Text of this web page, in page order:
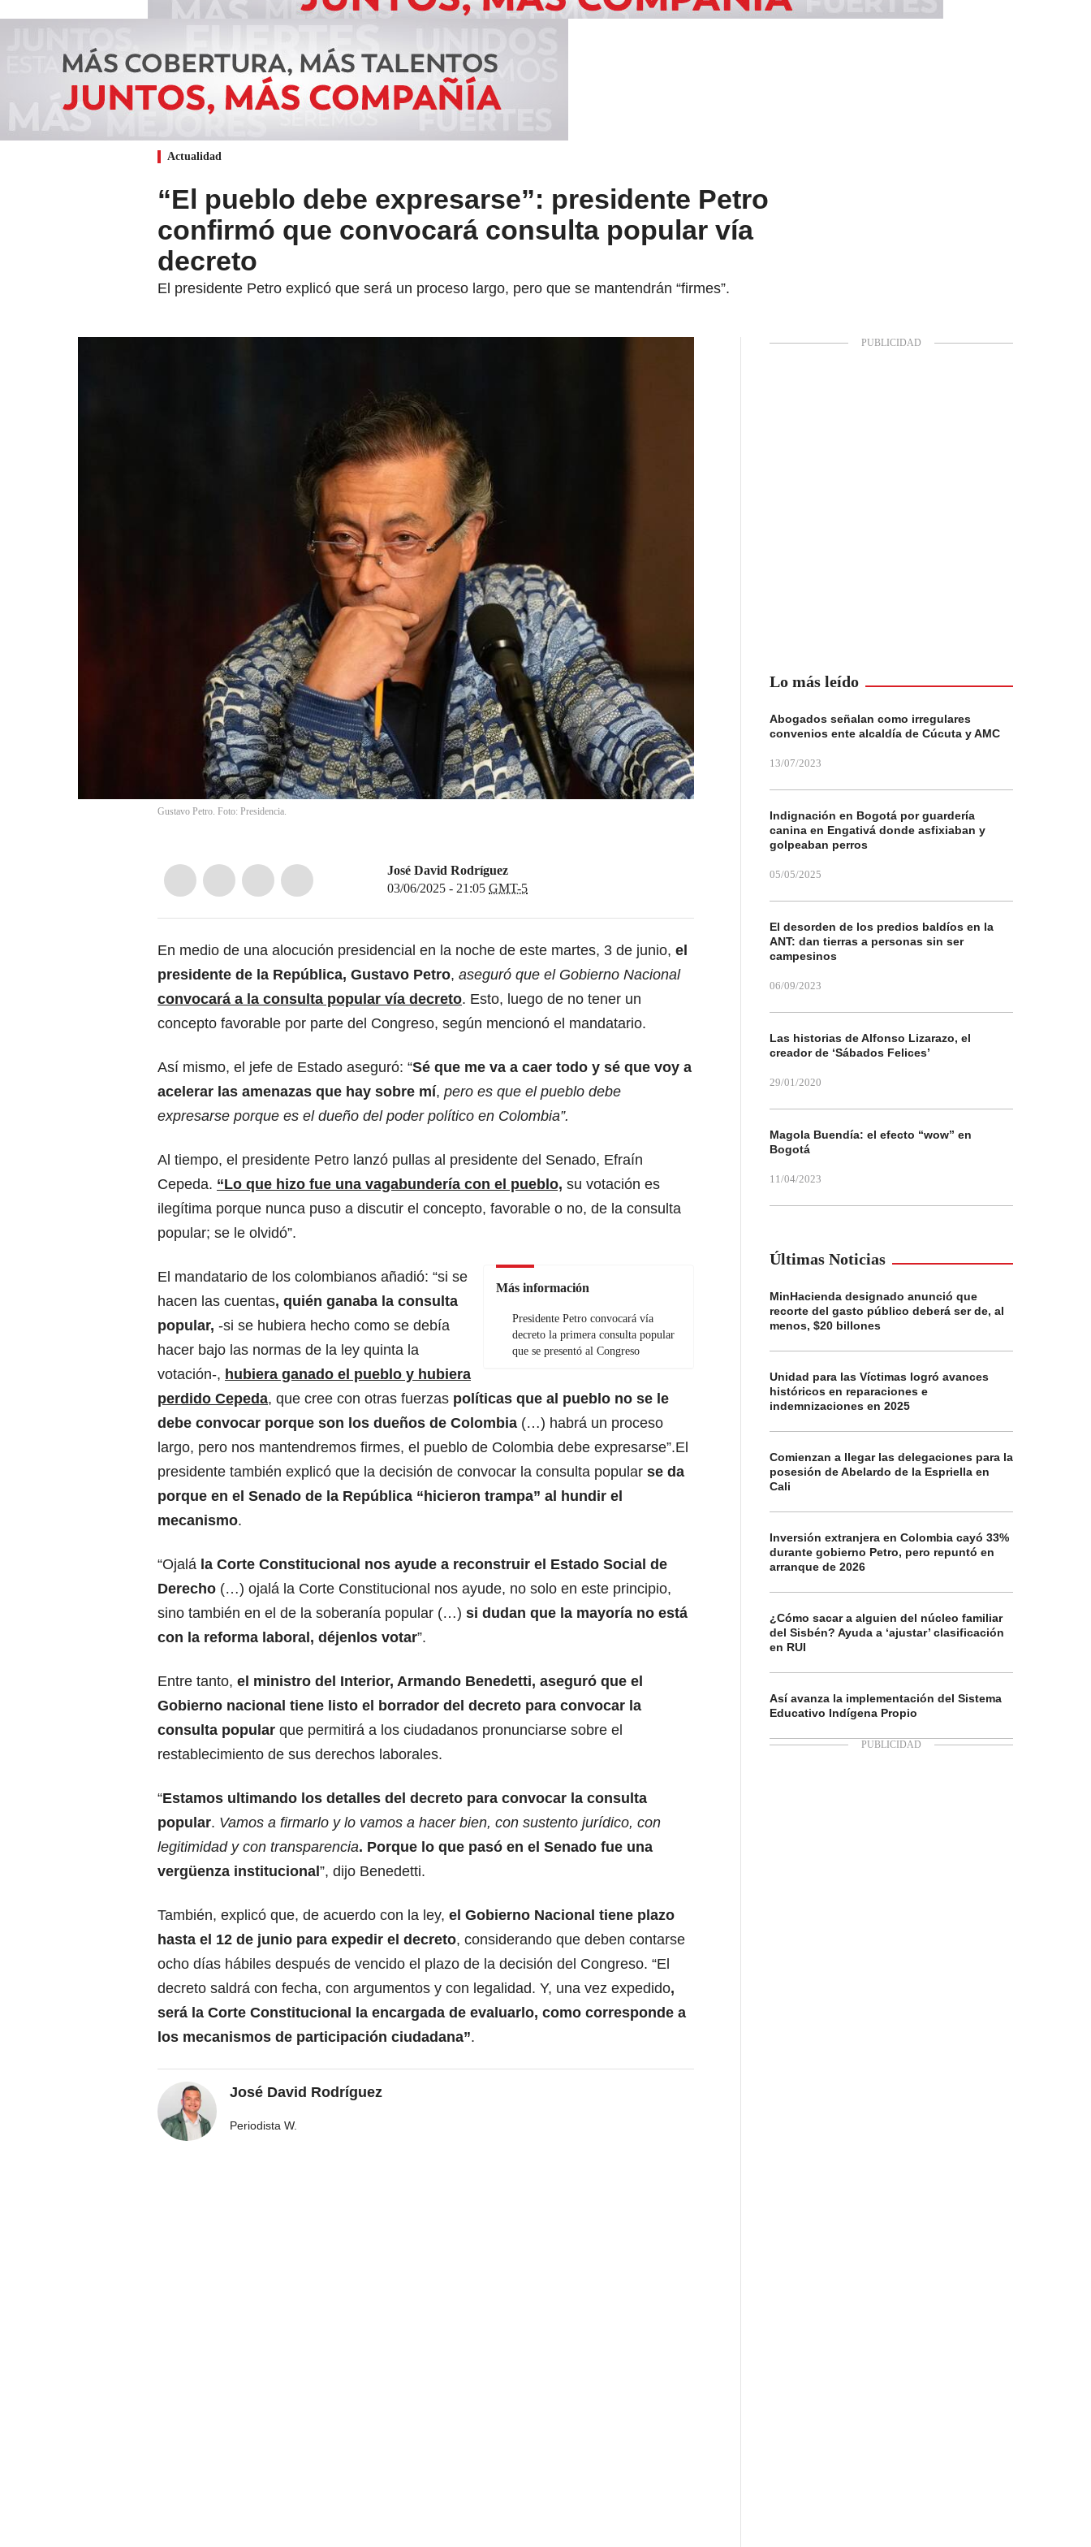
Actualidad
“El pueblo debe expresarse”: presidente Petro
confirmó que convocará consulta popular vía
decreto
El presidente Petro explicó que será un proceso largo, pero que se mantendrán “firmes”.
Gustavo Petro. Foto: Presidencia.
José David Rodríguez
03/06/2025 - 21:05 GMT-5
En medio de una alocución presidencial en la noche de este martes, 3 de junio, el
presidente de la República, Gustavo Petro, aseguró que el Gobierno Nacional
convocará a la consulta popular vía decreto. Esto, luego de no tener un
concepto favorable por parte del Congreso, según mencionó el mandatario.
Así mismo, el jefe de Estado aseguró: “Sé que me va a caer todo y sé que voy a
acelerar las amenazas que hay sobre mí, pero es que el pueblo debe
expresarse porque es el dueño del poder político en Colombia”.
Al tiempo, el presidente Petro lanzó pullas al presidente del Senado, Efraín
Cepeda. “Lo que hizo fue una vagabundería con el pueblo, su votación es
ilegítima porque nunca puso a discutir el concepto, favorable o no, de la consulta
popular; se le olvidó”.
Más información
Presidente Petro convocará vía
decreto la primera consulta popular
que se presentó al Congreso
El mandatario de los colombianos añadió: “si se
hacen las cuentas, quién ganaba la consulta
popular, -si se hubiera hecho como se debía
hacer bajo las normas de la ley quinta la
votación-, hubiera ganado el pueblo y hubiera
perdido Cepeda, que cree con otras fuerzas políticas que al pueblo no se le
debe convocar porque son los dueños de Colombia (…) habrá un proceso
largo, pero nos mantendremos firmes, el pueblo de Colombia debe expresarse”.El
presidente también explicó que la decisión de convocar la consulta popular se da
porque en el Senado de la República “hicieron trampa” al hundir el
mecanismo.
“Ojalá la Corte Constitucional nos ayude a reconstruir el Estado Social de
Derecho (…) ojalá la Corte Constitucional nos ayude, no solo en este principio,
sino también en el de la soberanía popular (…) si dudan que la mayoría no está
con la reforma laboral, déjenlos votar”.
Entre tanto, el ministro del Interior, Armando Benedetti, aseguró que el
Gobierno nacional tiene listo el borrador del decreto para convocar la
consulta popular que permitirá a los ciudadanos pronunciarse sobre el
restablecimiento de sus derechos laborales.
“Estamos ultimando los detalles del decreto para convocar la consulta
popular. Vamos a firmarlo y lo vamos a hacer bien, con sustento jurídico, con
legitimidad y con transparencia. Porque lo que pasó en el Senado fue una
vergüenza institucional ”, dijo Benedetti.
También, explicó que, de acuerdo con la ley, el Gobierno Nacional tiene plazo
hasta el 12 de junio para expedir el decreto, considerando que deben contarse
ocho días hábiles después de vencido el plazo de la decisión del Congreso. “El
decreto saldrá con fecha, con argumentos y con legalidad. Y, una vez expedido,
será la Corte Constitucional la encargada de evaluarlo, como corresponde a
los mecanismos de participación ciudadana”.
José David Rodríguez
Periodista W.
Lo más leído
Abogados señalan como irregulares
convenios ente alcaldía de Cúcuta y AMC
13/07/2023
Indignación en Bogotá por guardería
canina en Engativá donde asfixiaban y
golpeaban perros
05/05/2025
El desorden de los predios baldíos en la
ANT: dan tierras a personas sin ser
campesinos
06/09/2023
Las historias de Alfonso Lizarazo, el
creador de ‘Sábados Felices’
29/01/2020
Magola Buendía: el efecto “wow” en
Bogotá
11/04/2023
Últimas Noticias
MinHacienda designado anunció que
recorte del gasto público deberá ser de, al
menos, $20 billones
Unidad para las Víctimas logró avances
históricos en reparaciones e
indemnizaciones en 2025
Comienzan a llegar las delegaciones para la
posesión de Abelardo de la Espriella en
Cali
Inversión extranjera en Colombia cayó 33%
durante gobierno Petro, pero repuntó en
arranque de 2026
¿Cómo sacar a alguien del núcleo familiar
del Sisbén? Ayuda a ‘ajustar’ clasificación
en RUI
Así avanza la implementación del Sistema
Educativo Indígena Propio